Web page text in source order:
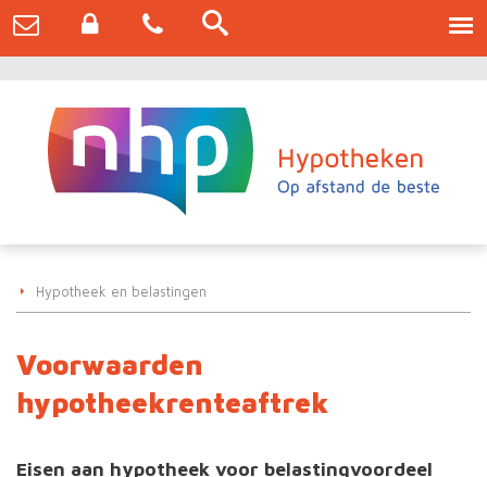
Hypotheek en belastingen
Voorwaarden
hypotheekrenteaftrek
Eisen aan hypotheek voor belastingvoordeel